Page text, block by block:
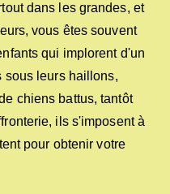
dans les grandes, et
vous êtes souvent
qui implorent d'un
sous leurs haillons,
chiens battus, tantôt
ils s'imposent à
pour obtenir votre